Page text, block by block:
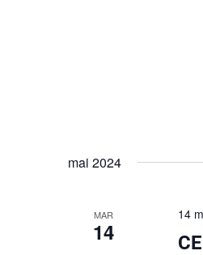
mai 2024
MAR
14
14